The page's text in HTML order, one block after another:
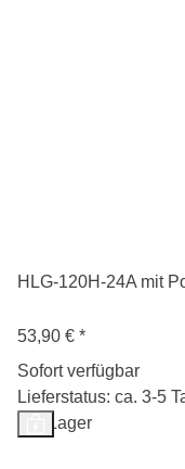
HLG-120H-24A mit
53,90 € *
Sofort verfügbar
Lieferstatus: ca. 3-5
Auf Lager